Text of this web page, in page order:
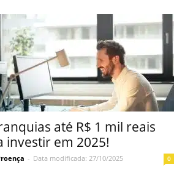
até R$ 1 mil reais
investir em 2025!
- Data modificada: 27/10/2025 0